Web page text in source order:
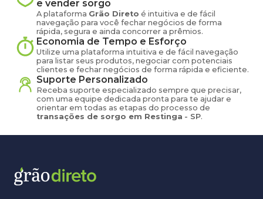
e vender sorgo
A plataforma Grão Direto é intuitiva e de fácil
navegação para você fechar negócios de forma
rápida, segura e ainda concorrer a prêmios.
Economia de Tempo e Esforço
Utilize uma plataforma intuitiva e de fácil navegação
para listar seus produtos, negociar com potenciais
clientes e fechar negócios de forma rápida e eficiente.
Suporte Personalizado
Receba suporte especializado sempre que precisar,
com uma equipe dedicada pronta para te ajudar e
orientar em todas as etapas do processo de
transações de sorgo em Restinga - SP.